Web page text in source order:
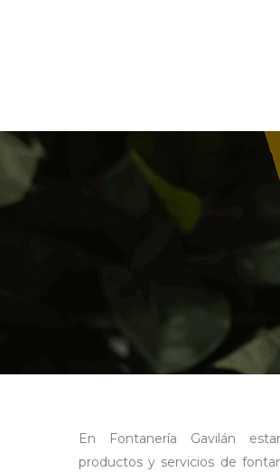
En Fontanería Gavilán
productos y servicios de